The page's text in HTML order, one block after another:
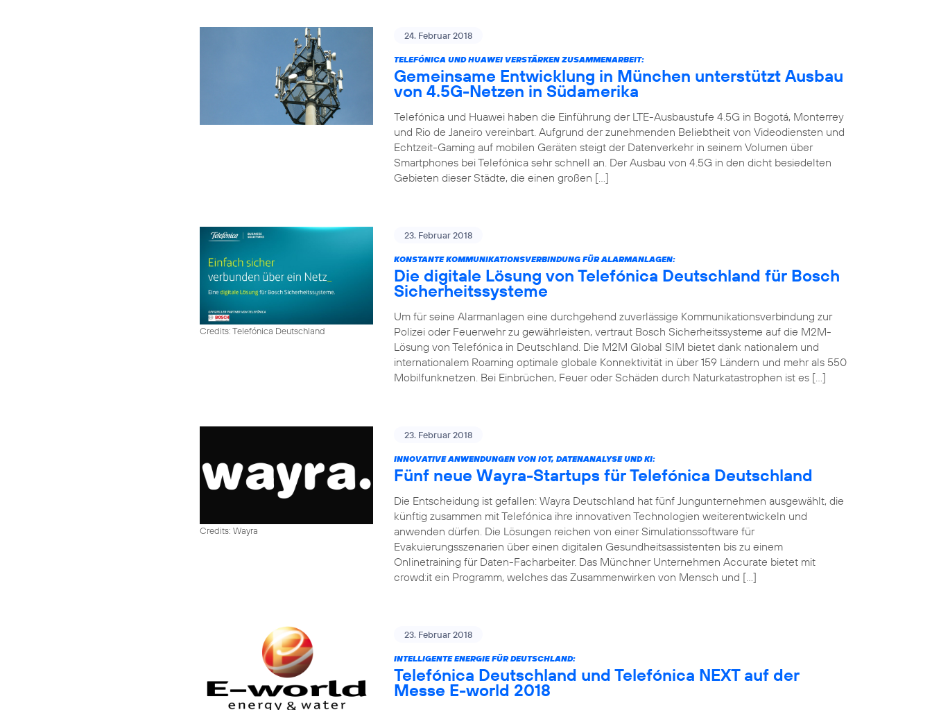
24. Februar 2018
TELEFÓNICA UND HUAWEI VERSTÄRKEN ZUSAMMENARBEIT:
Gemeinsame Entwicklung in München unterstützt Ausbau
von 4.5G-Netzen in Südamerika
Telefónica und Huawei haben die Einführung der LTE-Ausbaustufe 4.5G in Bogotá, Monterrey
und Rio de Janeiro vereinbart. Aufgrund der zunehmenden Beliebtheit von Videodiensten und
Echtzeit-Gaming auf mobilen Geräten steigt der Datenverkehr in seinem Volumen über
Smartphones bei Telefónica sehr schnell an. Der Ausbau von 4.5G in den dicht besiedelten
Gebieten dieser Städte, die einen großen […]
Credits: Telefónica Deutschland
23. Februar 2018
KONSTANTE KOMMUNIKATIONSVERBINDUNG FÜR ALARMANLAGEN:
Die digitale Lösung von Telefónica Deutschland für Bosch
Sicherheitssysteme
Um für seine Alarmanlagen eine durchgehend zuverlässige Kommunikationsverbindung zur
Polizei oder Feuerwehr zu gewährleisten, vertraut Bosch Sicherheitssysteme auf die M2M-
Lösung von Telefónica in Deutschland. Die M2M Global SIM bietet dank nationalem und
internationalem Roaming optimale globale Konnektivität in über 159 Ländern und mehr als 550
Mobilfunknetzen. Bei Einbrüchen, Feuer oder Schäden durch Naturkatastrophen ist es […]
Credits: Wayra
23. Februar 2018
INNOVATIVE ANWENDUNGEN VON IOT, DATENANALYSE UND KI:
Fünf neue Wayra-Startups für Telefónica Deutschland
Die Entscheidung ist gefallen: Wayra Deutschland hat fünf Jungunternehmen ausgewählt, die
künftig zusammen mit Telefónica ihre innovativen Technologien weiterentwickeln und
anwenden dürfen. Die Lösungen reichen von einer Simulationssoftware für
Evakuierungsszenarien über einen digitalen Gesundheitsassistenten bis zu einem
Onlinetraining für Daten-Facharbeiter. Das Münchner Unternehmen Accurate bietet mit
crowd:it ein Programm, welches das Zusammenwirken von Mensch und […]
23. Februar 2018
INTELLIGENTE ENERGIE FÜR DEUTSCHLAND:
Telefónica Deutschland und Telefónica NEXT auf der
Messe E-world 2018